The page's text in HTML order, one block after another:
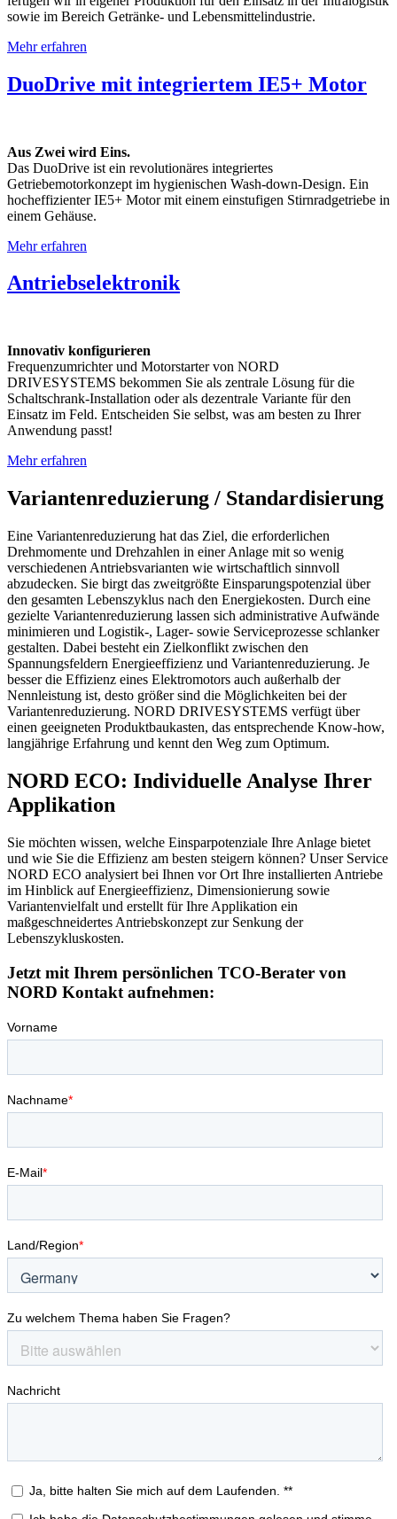
sowie im Bereich Getränke- und Lebensmittelindustrie.
Mehr erfahren
DuoDrive mit integriertem IE5+ Motor
Aus Zwei wird Eins.
Das DuoDrive ist ein revolutionäres integriertes
Getriebemotorkonzept im hygienischen Wash-down-Design. Ein
hocheffizienter IE5+ Motor mit einem einstufigen Stirnradgetriebe in
einem Gehäuse.
Mehr erfahren
Antriebselektronik
Innovativ konfigurieren
Frequenzumrichter und Motorstarter von NORD
DRIVESYSTEMS bekommen Sie als zentrale Lösung für die
Schaltschrank-Installation oder als dezentrale Variante für den
Einsatz im Feld. Entscheiden Sie selbst, was am besten zu Ihrer
Anwendung passt!
Mehr erfahren
Variantenreduzierung / Standardisierung
Eine Variantenreduzierung hat das Ziel, die erforderlichen
Drehmomente und Drehzahlen in einer Anlage mit so wenig
verschiedenen Antriebsvarianten wie wirtschaftlich sinnvoll
abzudecken. Sie birgt das zweitgrößte Einsparungspotenzial über
den gesamten Lebenszyklus nach den Energiekosten. Durch eine
gezielte Variantenreduzierung lassen sich administrative Aufwände
minimieren und Logistik-, Lager- sowie Serviceprozesse schlanker
gestalten. Dabei besteht ein Zielkonflikt zwischen den
Spannungsfeldern Energieeffizienz und Variantenreduzierung. Je
besser die Effizienz eines Elektromotors auch außerhalb der
Nennleistung ist, desto größer sind die Möglichkeiten bei der
Variantenreduzierung. NORD DRIVESYSTEMS verfügt über
einen geeigneten Produktbaukasten, das entsprechende Know-how,
langjährige Erfahrung und kennt den Weg zum Optimum.
NORD ECO: Individuelle Analyse Ihrer
Applikation
Sie möchten wissen, welche Einsparpotenziale Ihre Anlage bietet
und wie Sie die Effizienz am besten steigern können? Unser Service
NORD ECO analysiert bei Ihnen vor Ort Ihre installierten Antriebe
im Hinblick auf Energieeffizienz, Dimensionierung sowie
Variantenvielfalt und erstellt für Ihre Applikation ein
maßgeschneidertes Antriebskonzept zur Senkung der
Lebenszykluskosten.
Jetzt mit Ihrem persönlichen TCO-Berater von
NORD Kontakt aufnehmen: